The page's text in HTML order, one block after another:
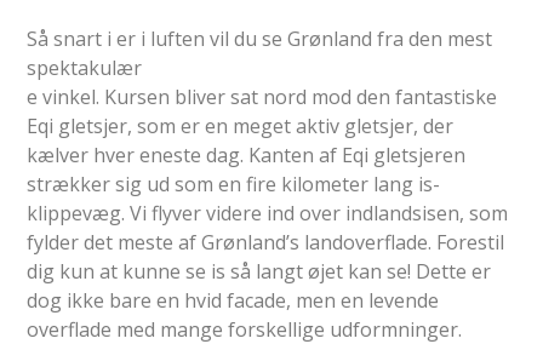
Så snart i er i luften vil du se Grønland fra den mest
spektakulær
e vinkel. Kursen bliver sat nord mod den fantastiske
Eqi gletsjer, som er en meget aktiv gletsjer, der
kælver hver eneste dag. Kanten af Eqi gletsjeren
strækker sig ud som en fire kilometer lang is-
klippevæg. Vi flyver videre ind over indlandsisen, som
fylder det meste af Grønland’s landoverflade. Forestil
dig kun at kunne se is så langt øjet kan se! Dette er
dog ikke bare en hvid facade, men en levende
overflade med mange forskellige udformninger.